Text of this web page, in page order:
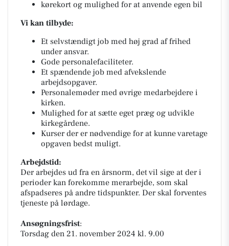
kørekort og mulighed for at anvende egen bil
Vi kan tilbyde:
Et selvstændigt job med høj grad af frihed
under ansvar.
Gode personalefaciliteter.
Et spændende job med afvekslende
arbejdsopgaver.
Personalemøder med øvrige medarbejdere i
kirken.
Mulighed for at sætte eget præg og udvikle
kirkegårdene.
Kurser der er nødvendige for at kunne varetage
opgaven bedst muligt.
Arbejdstid:
Der arbejdes ud fra en årsnorm, det vil sige at der i
perioder kan forekomme merarbejde, som skal
afspadseres på andre tidspunkter. Der skal forventes
tjeneste på lørdage.
Ansøgningsfrist:
Torsdag den 21. november 2024 kl. 9.00